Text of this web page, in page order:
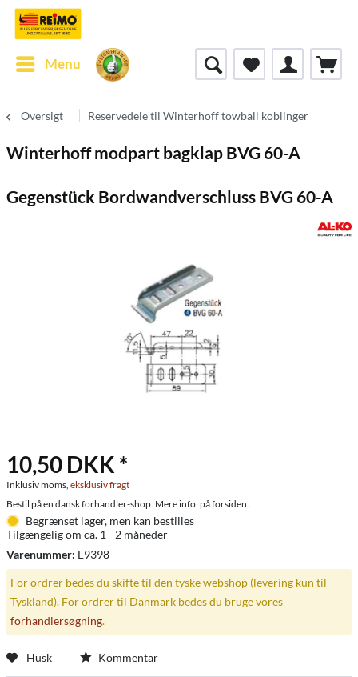
Menu
Oversigt Reservedele til Winterhoff towball koblinger
Winterhoff modpart bagklap BVG 60-A
Gegenstück Bordwandverschluss BVG 60-A
10,50 DKK *
Inklusiv moms, eksklusiv fragt
Bestil på en dansk forhandler-shop. Mere info. på forsiden.
Begrænset lager, men kan bestilles
Tilgængelig om ca. 1 - 2 måneder
Varenummer: E9398
For ordrer bedes du skifte til den tyske webshop (levering kun til
Tyskland). For ordrer til Danmark bedes du bruge vores
forhandlersøgning.
Husk Kommentar